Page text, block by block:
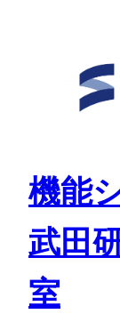
機能
武田
室